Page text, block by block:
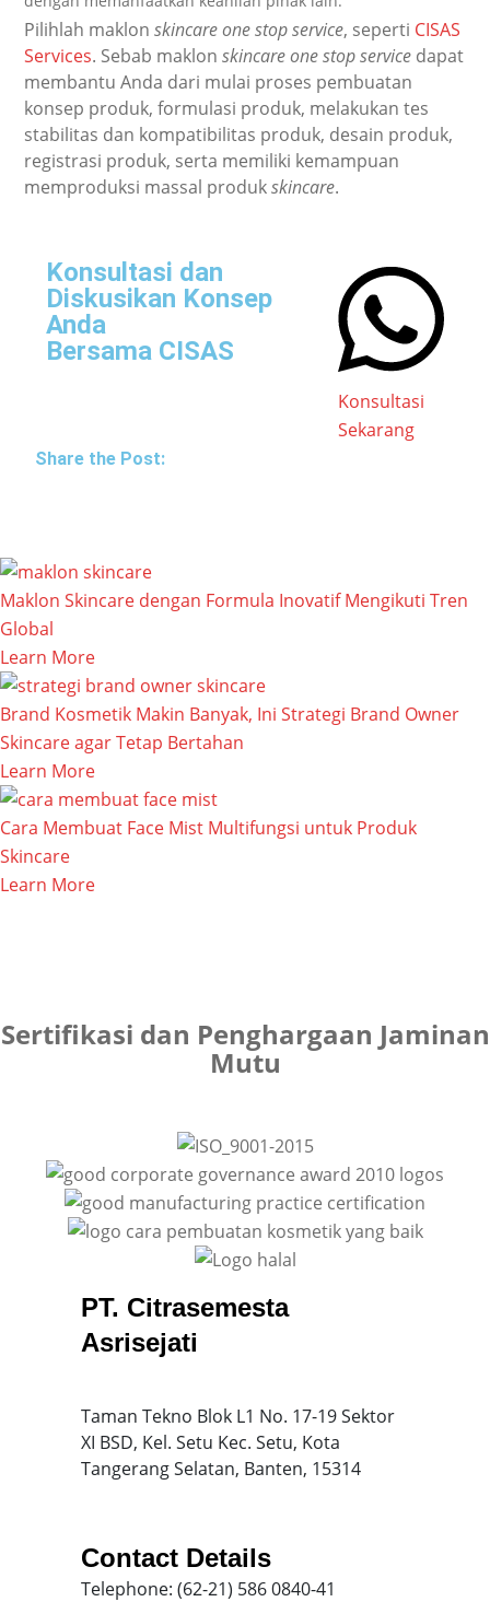
Pilihlah maklonskincare one stop service, seperti CISAS
Services. Sebab maklonskincare one stop service dapat
membantu Anda dari mulai proses pembuatan
konsep produk, formulasi produk, melakukan tes
stabilitas dan kompatibilitas produk, desain produk,
registrasi produk, serta memiliki kemampuan
memproduksi massal produkskincare.
Konsultasi dan
Diskusikan Konsep
Anda
Bersama CISAS
Konsultasi
Sekarang
Share the Post:
Maklon Skincare dengan Formula Inovatif Mengikuti Tren
Global
Learn More
Brand Kosmetik Makin Banyak, Ini Strategi Brand Owner
Skincare agar Tetap Bertahan
Learn More
Cara Membuat Face Mist Multifungsi untuk Produk
Skincare
Learn More
Sertifikasi dan Penghargaan Jaminan
Mutu
PT. Citrasemesta
Asrisejati
Taman Tekno Blok L1 No. 17-19 Sektor
XI BSD, Kel. Setu Kec. Setu, Kota
Tangerang Selatan, Banten, 15314
Contact Details
Telephone: (62-21) 586 0840-41